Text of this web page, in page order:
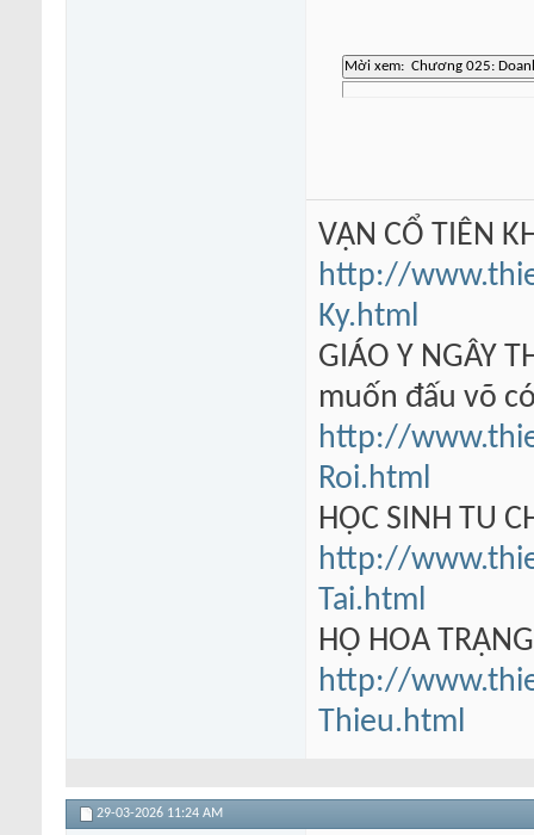
VẠN CỔ TIÊN
http://
Ky.html
GIÁO Y NGÂY
muốn đấu võ
http://
Roi.html
HỌC SINH TU
http://
Tai.html
HỘ HOA
http://
Thieu.html
29-03-2026 11:24 AM